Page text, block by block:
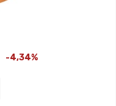
-4,34%